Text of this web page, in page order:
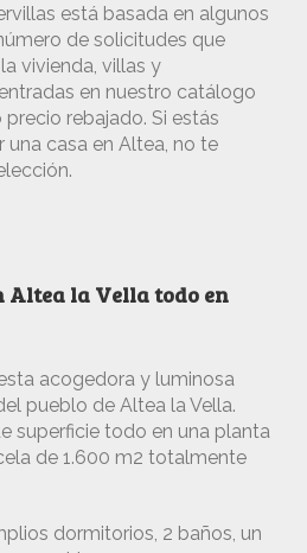
está basada en algunos
de solicitudes que
vivienda, villas y
en nuestro catálogo
rebajado. Si estás
casa en Altea, no te
Altea la Vella todo en
acogedora y luminosa
pueblo de Altea la Vella.
superficie todo en una planta
de 1.600 m2 totalmente
dormitorios, 2 baños, un